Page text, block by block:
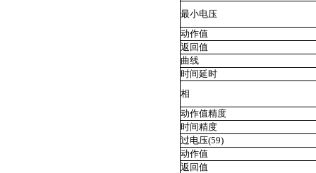
最小电压
动作值
返回值
曲线
时间延时
相
动作值精度
时间精度
过电压(59)
动作值
返回值